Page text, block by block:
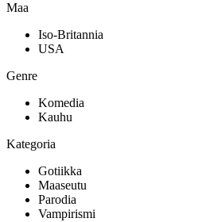
Maa
Iso-Britannia
USA
Genre
Komedia
Kauhu
Kategoria
Gotiikka
Maaseutu
Parodia
Vampirismi